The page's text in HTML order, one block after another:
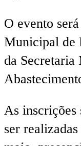
O evento
Municipal de
da
As inscrições
ser